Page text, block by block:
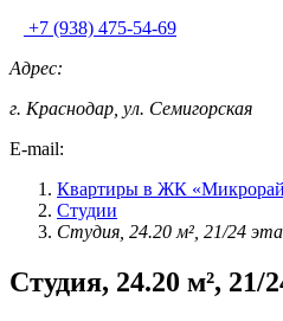
+7 (938) 475-54-69
Адрес:
г. Краснодар, ул. Семигорская
E-mail:
Квартиры в ЖК
Студии
Студия, 24.20 м², 21/24
Студия, 24.20 м², 21/